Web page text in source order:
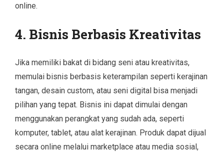
online.
4. Bisnis Berbasis Kreativitas
Jika memiliki bakat di bidang seni atau kreativitas,
memulai bisnis berbasis keterampilan seperti kerajinan
tangan, desain custom, atau seni digital bisa menjadi
pilihan yang tepat. Bisnis ini dapat dimulai dengan
menggunakan perangkat yang sudah ada, seperti
komputer, tablet, atau alat kerajinan. Produk dapat dijual
secara online melalui marketplace atau media sosial,